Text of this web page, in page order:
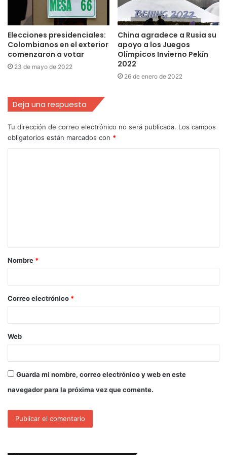
Elecciones presidenciales:
Colombianos en el exterior
comenzaron a votar
23 de mayo de 2022
China agradece a Rusia su
apoyo a los Juegos
Olímpicos Invierno Pekín
2022
26 de enero de 2022
Deja una respuesta
Tu dirección de correo electrónico no será publicada. Los campos
obligatorios están marcados con *
Nombre *
Correo electrónico *
Web
Guarda mi nombre, correo electrónico y web en este
navegador para la próxima vez que comente.